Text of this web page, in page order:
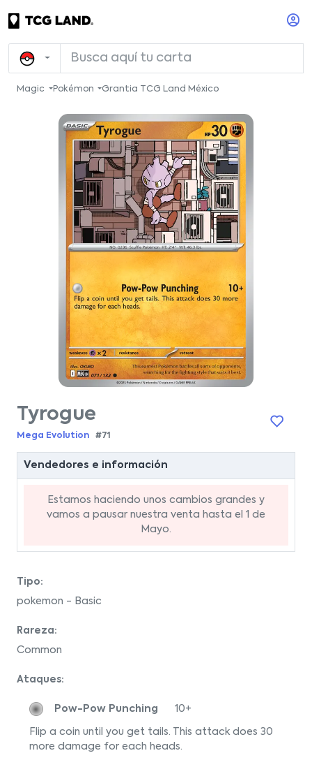
Magic Pokémon Grantia TCG Land México
Tyrogue
Mega Evolution #71
Vendedores e información
Estamos haciendo unos cambios grandes y
vamos a pausar nuestra venta hasta el 1 de
Mayo.
Tipo:
pokemon - Basic
Rareza:
Common
Ataques:
Pow-Pow Punching 10+
Flip a coin until you get tails. This attack does 30
more damage for each heads.